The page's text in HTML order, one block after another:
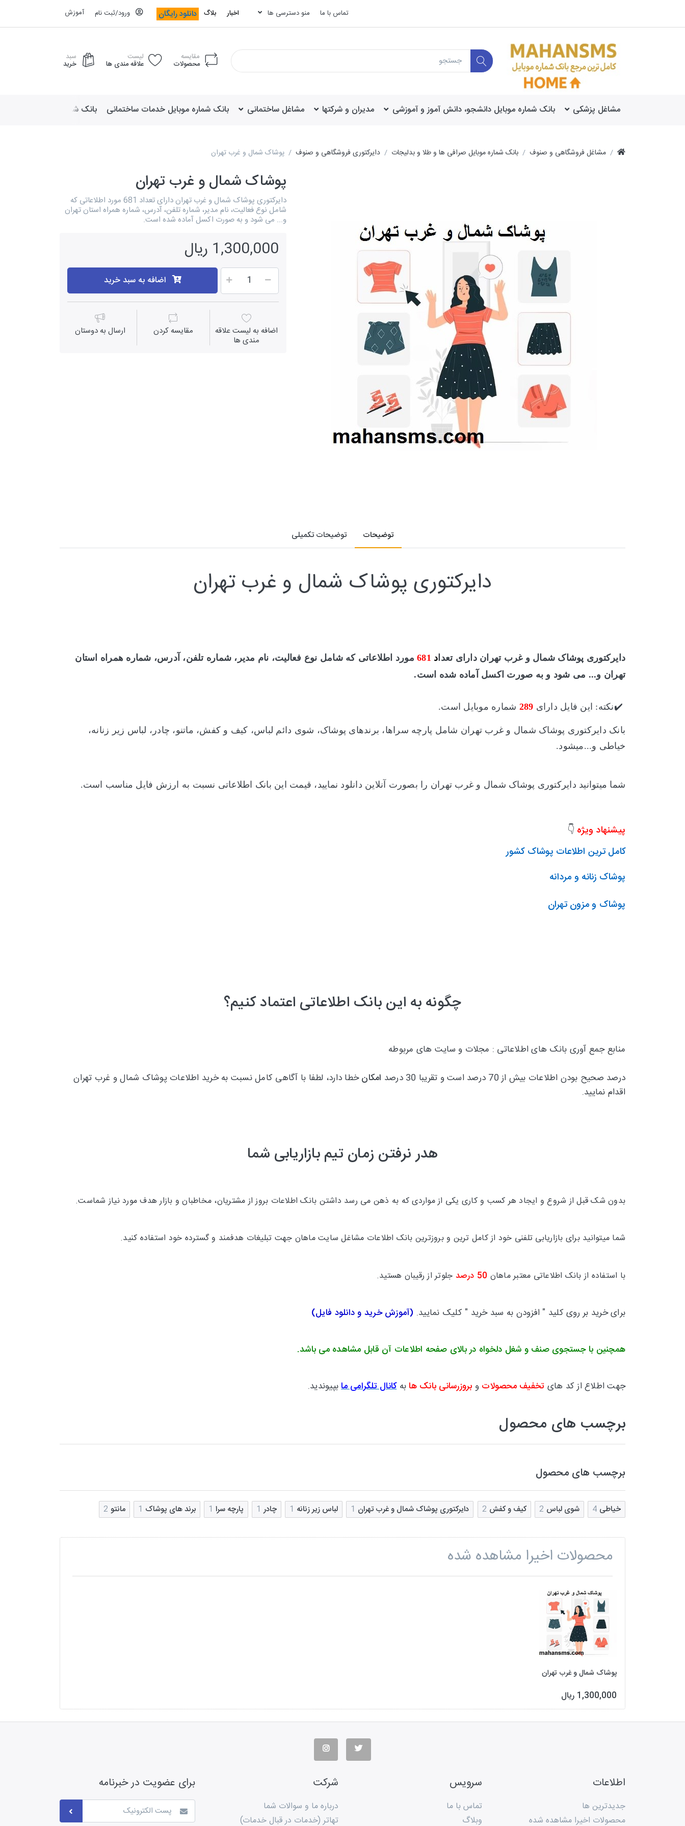
تماس با ما منو دسترسی ها اخبار بلاگ دانلود رایگان ورود/ثبت نام آموزش
مقایسه
محصولات
لیست
علاقه مندی ها
سبد
خرید
مشاغل پزشکی بانک شماره موبایل دانشجو، دانش آموز و آموزشی مدیران و شرکتها مشاغل ساختمانی بانک شماره موبایل خدمات ساختمانی بانک شماره موبایل لوازم
مشاغل فروشگاهی و صنوف بانک شماره موبایل صرافی ها و طلا و بدلیجات دایرکتوری فروشگاهی و صنوف پوشاک شمال و غرب تهران
پوشاک شمال و غرب تهران
دایرکتوری پوشاک شمال و غرب تهران دارای تعداد 681 مورد اطلاعاتی که
شامل نوع فعالیت، نام مدیر، شماره تلفن، آدرس، شماره همراه استان تهران
و... می شود و به صورت اکسل آماده شده است.
1,300,000 ریال
اضافه به سبد خرید
اضافه به لیست علاقه
مندی ها
مقايسه كردن ارسال به دوستان
توضیحات توضیحات تکمیلی
دایرکتوری پوشاک شمال و غرب تهران
دایرکتوری پوشاک شمال و غرب تهراندارای تعدا د 681 مورد اطلاعاتی کهشامل نوع فعالیت، نام مدیر، شماره تلفن، آدرس، شماره همراه استان
تهران و... می شود و به صورت اکسل آماده شده است.
✔️نکته: این فایل دارای شماره موبایل است.
بانک دایرکتوری پوشاک شمال و غرب تهران شامل پارچه سراها، برندهای پوشاک، شوی دائم لباس، کیف و کفش، ماتنو، چادر، لباس زیر زنانه،
خیاطی و...میشود.
شما میتوانید دایرکتوری پوشاک شمال و غرب تهران را بصورت آنلاین دانلود نمایید، قیمت این بانک اطلاعاتی نسبت به ارزش فایل مناسب است.
پیشنهاد ویژه 👇
کامل ترین اطلاعات پوشاک کشور
پوشاک زنانه و مردانه
پوشاک و مزون تهران
چگونه به این بانک اطلاعاتی اعتماد کنیم؟
منابع جمع آوری بانک های اطلاعاتی : مجلات و سایت های مربوطه
درصد صحیح بودن اطلاعات بیش از 70 درصد است و تقریبا 30 درصد
امکانخطا دارد، لطفا با آگاهی کامل نسبت به خرید اطلاعات پوشاک شمال و غرب تهران
اقدام نمایید.
هدر نرفتن زمان تیم بازاریابی شما
بدون شک قبل از شروع و ایجاد هر کسب و کاری یکی از مواردی که به ذهن می رسد داشتن بانک اطلاعات بروز از مشتریان، مخاطبان و بازار هدف مورد نیاز شماست.
شما میتوانید برای بازاریابی تلفنی خود از کامل ترین و بروزترین بانک اطلاعات مشاغل سایت ماهان جهت تبلیغات هدفمند و گسترده خود استفاده کنید.
با استفاده از بانک اطلاعاتی معتبر ماهان 50 درصد جلوتراز رقیبان هستید.
برای خرید بر روی کلید " افزودن به سبد خرید " کلیک نمایید. (آموزش خرید و دانلود فایل)
همچنین با جستجوی صنف و شغل دلخواه در بالای صفحه اطلاعات آن قابل مشاهده می باشد.
جهت اطلاع از کد های تخفیف محصولات و بروزرسانی بانک هابهکانال تلگرامی مابپیوندید.
برچسب های محصول
برچسب های محصول
خیاطی 4 شوی لباس 2 کیف و کفش 2 دایرکتوری پوشاک شمال و غرب تهران 1 لباس زیر زنانه 1 چادر 1 پارچه سرا 1 برند های پوشاک 1 مانتو 2
محصولات اخیرا مشاهده شده
پوشاک شمال و غرب تهران
1,300,000 ریال
اطلاعات
جدیدترین ها
محصولات اخیرا مشاهده شده
سرویس
تماس با ما
وبلاگ
شرکت
درباره ما و سوالات شما
تهاتر (خدمات در قبال خدمات)
برای عضویت در خبرنامه